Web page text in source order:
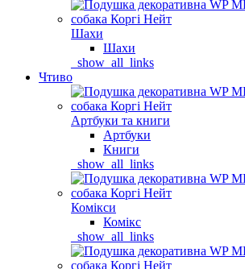
Шахи
Шахи
_show_all_links
Чтиво
Артбуки та книги
Артбуки
Книги
_show_all_links
Комікси
Комікс
_show_all_links